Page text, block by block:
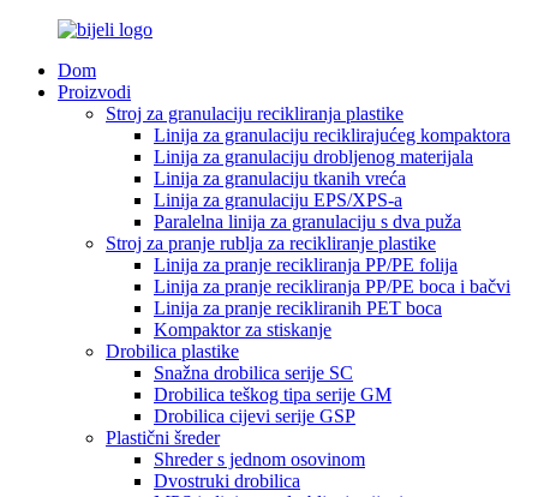
Dom
Proizvodi
Stroj za granulaciju recikliranja plastike
Linija za granulaciju reciklirajućeg kompaktora
Linija za granulaciju drobljenog materijala
Linija za granulaciju tkanih vreća
Linija za granulaciju EPS/XPS-a
Paralelna linija za granulaciju s dva puža
Stroj za pranje rublja za recikliranje plastike
Linija za pranje recikliranja PP/PE folija
Linija za pranje recikliranja PP/PE boca i bačvi
Linija za pranje recikliranih PET boca
Kompaktor za stiskanje
Drobilica plastike
Snažna drobilica serije SC
Drobilica teškog tipa serije GM
Drobilica cijevi serije GSP
Plastični šreder
Shreder s jednom osovinom
Dvostruki drobilica